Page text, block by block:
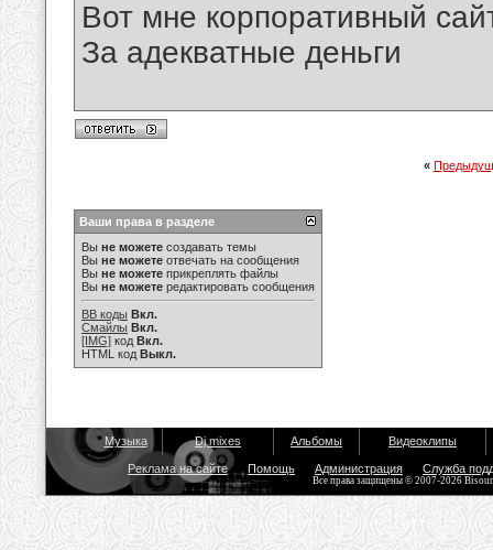
Вот мне корпоративный
За адекватные деньги
«
Ваши права в разделе
Вы не можете создавать темы
Вы не можете отвечать на сообщения
Вы не можете прикреплять файлы
Вы не можете редактировать сообщения
BB коды Вкл.
Смайлы Вкл.
[IMG] код Вкл.
HTML код Выкл.
Музыка Dj mixes Альбомы Видеоклипы
Реклама на сайте Помощь Администрация Служба
Все права защищены © 2007-2026